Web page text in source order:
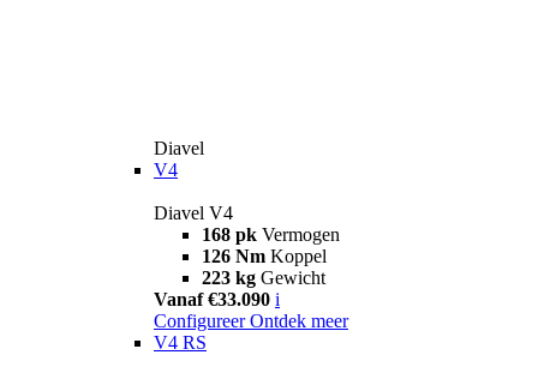
Diavel
V4
Diavel V4
168 pk Vermogen
126 Nm Koppel
223 kg Gewicht
Vanaf €33.090 i
Configureer Ontdek meer
V4 RS